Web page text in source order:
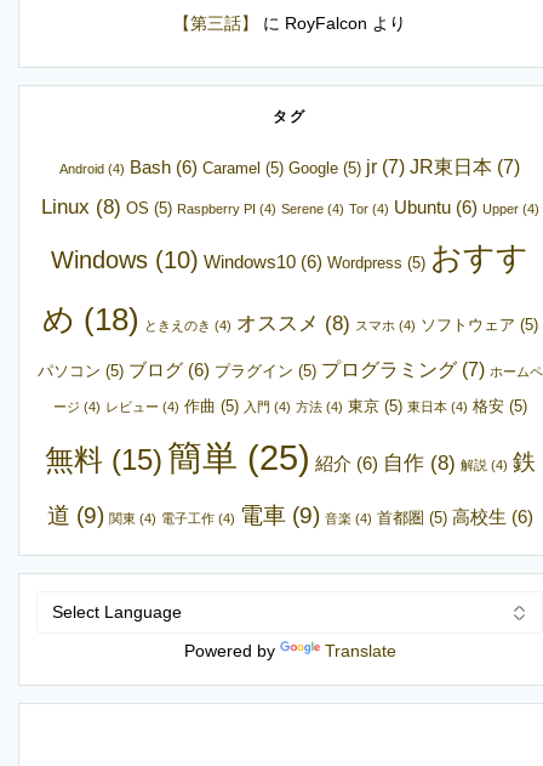
【第三話】
に RoyFalcon より
タグ
Android (4) Bash (6) Caramel (5) Google (5) jr (7) JR東日本 (7)
Linux (8) OS (5) Raspberry PI (4) Serene(4) Tor(4) Ubuntu(6) Upper(4)
Windows (10) Windows10 (6) Wordpress (5) おすす
め (18) ときえのき (4) オススメ (8) スマホ (4) ソフトウェア (5)
パソコン (5) ブログ(6) プラグイン (5) プログラミング(7) ホームペ
ージ (4) レビュー (4) 作曲 (5) 入門 (4) 方法(4) 東京(5) 東日本(4) 格安(5)
無料(15) 簡単 (25) 紹介 (6) 自作(8) 解説 (4) 鉄
道 (9) 関東(4) 電子工作(4) 電車(9) 音楽 (4) 首都圏 (5) 高校生 (6)
Powered by Translate